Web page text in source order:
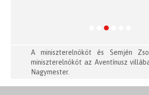
A miniszterelnököt és Semjén
miniszterelnököt az Aventínusz
Nagymester.